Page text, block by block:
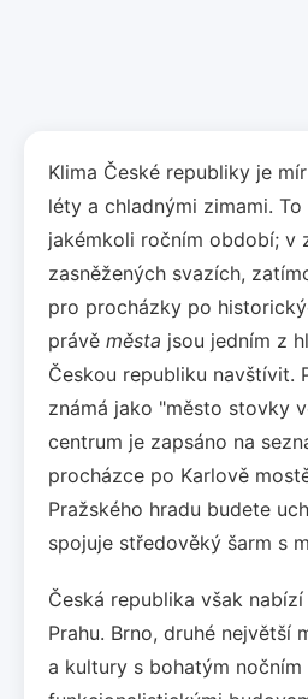
Klima České republiky je
léty a chladnými zimami.
jakémkoli ročním období; v
zasněžených svazích,
pro procházky po
právě města jsou jedním z
Českou republiku navštívit.
známá jako "město stovky
centrum je zapsáno na
procházce po Karlově
Pražského hradu budete
spojuje středověký šarm s
Česká republika však
Prahu. Brno, druhé největší
a kultury s bohatým